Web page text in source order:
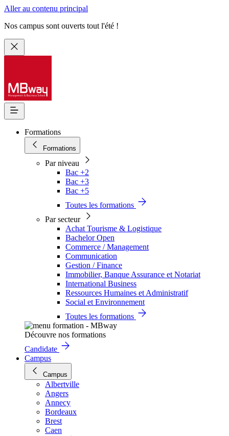
Aller au contenu principal
Nos campus sont ouverts tout l'été !
Formations
Formations
Par niveau
Bac +2
Bac +3
Bac +5
Toutes les formations
Par secteur
Achat Tourisme & Logistique
Bachelor Open
Commerce / Management
Communication
Gestion / Finance
Immobilier, Banque Assurance et Notariat
International Business
Ressources Humaines et Administratif
Social et Environnement
Toutes les formations
Découvre nos formations
Candidate
Campus
Campus
Albertville
Angers
Annecy
Bordeaux
Brest
Caen